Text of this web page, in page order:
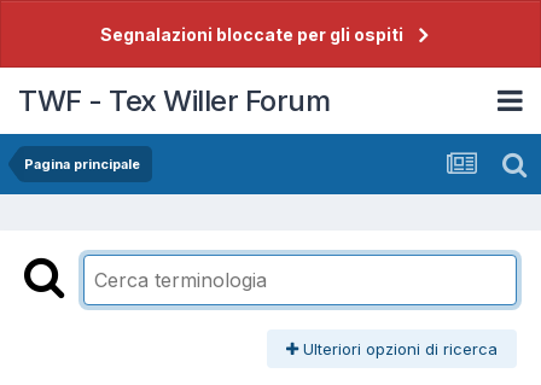
Segnalazioni bloccate per gli ospiti
TWF - Tex Willer Forum
Pagina principale
Ulteriori opzioni di ricerca